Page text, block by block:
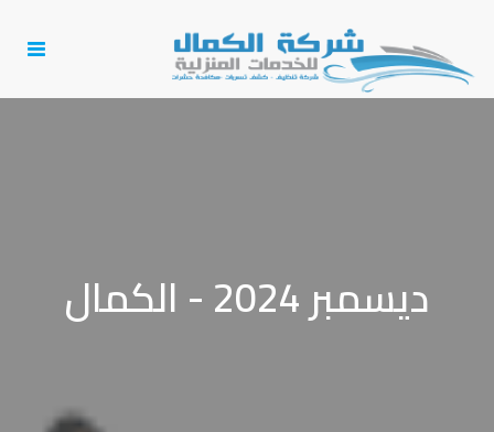
Toggle
ديسمبر 2024 - الكمال